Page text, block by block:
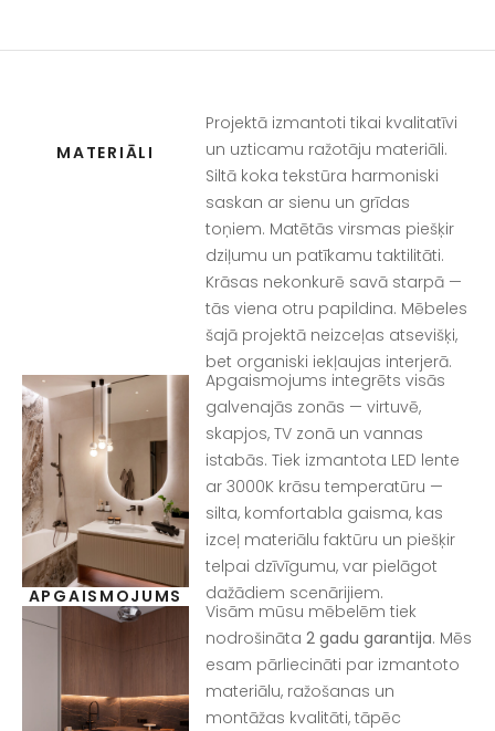
MATERIĀLI
Projektā izmantoti tikai kvalitatīvi
un uzticamu ražotāju materiāli.
Siltā koka tekstūra harmoniski
saskan ar sienu un grīdas
toņiem. Matētās virsmas piešķir
dziļumu un patīkamu taktilitāti.
Krāsas nekonkurē savā starpā —
tās viena otru papildina. Mēbeles
šajā projektā neizceļas atsevišķi,
bet organiski iekļaujas interjerā.
APGAISMOJUMS
Apgaismojums integrēts visās
galvenajās zonās — virtuvē,
skapjos, TV zonā un vannas
istabās. Tiek izmantota LED lente
ar 3000K krāsu temperatūru —
silta, komfortabla gaisma, kas
izceļ materiālu faktūru un piešķir
telpai dzīvīgumu, var pielāgot
dažādiem scenārijiem.
Visām mūsu mēbelēm tiek
nodrošināta 2 gadu garantija. Mēs
esam pārliecināti par izmantoto
materiālu, ražošanas un
montāžas kvalitāti, tāpēc